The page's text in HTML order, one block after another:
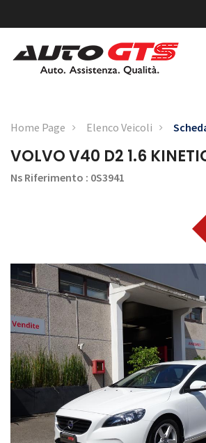
Home Page Elenco Veicoli
VOLVO V40 D2 1.6
Ns Riferimento : 0S3941